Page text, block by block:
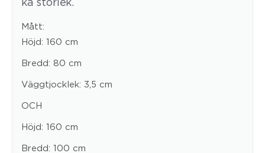
Mått:
Höjd: 160 cm
Bredd: 80 cm
Väggtjocklek: 3,5 cm
OCH
Höjd: 160 cm
Bredd: 100 cm